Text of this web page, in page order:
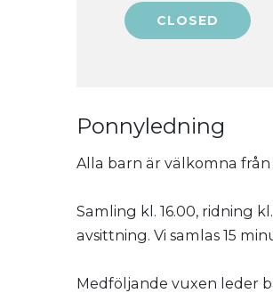
Ponnyledning
Alla barn är välkomna
Samling kl. 16.00, ridning
avsittning. Vi samlas 15
Medföljande vuxen leder